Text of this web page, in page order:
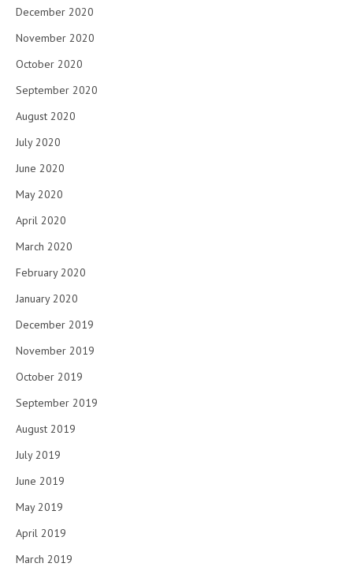
December 2020
November 2020
October 2020
September 2020
August 2020
July 2020
June 2020
May 2020
April 2020
March 2020
February 2020
January 2020
December 2019
November 2019
October 2019
September 2019
August 2019
July 2019
June 2019
May 2019
April 2019
March 2019